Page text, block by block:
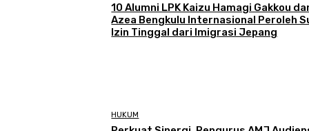
‎10 Alumni LPK Kaizu Hamagi Gakkou
Azea Bengkulu Internasional Peroleh
Izin Tinggal dari Imigrasi Jepang
HUKUM